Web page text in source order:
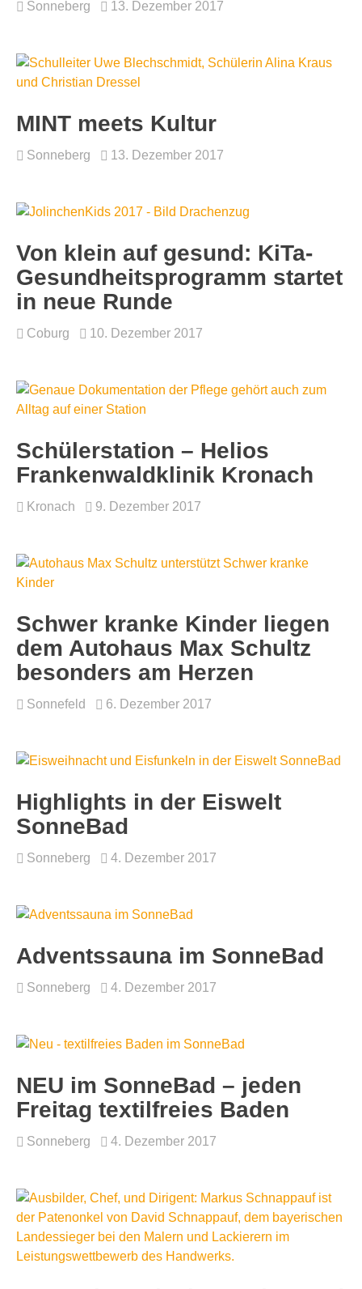
Sonneberg 13. Dezember 2017
MINT meets Kultur
Sonneberg 13. Dezember 2017
Von klein auf gesund: KiTa-
Gesundheitsprogramm startet
in neue Runde
Coburg 10. Dezember 2017
Schülerstation – Helios
Frankenwaldklinik Kronach
Kronach 9. Dezember 2017
Schwer kranke Kinder liegen
dem Autohaus Max Schultz
besonders am Herzen
Sonnefeld 6. Dezember 2017
Highlights in der Eiswelt
SonneBad
Sonneberg 4. Dezember 2017
Adventssauna im SonneBad
Sonneberg 4. Dezember 2017
NEU im SonneBad – jeden
Freitag textilfreies Baden
Sonneberg 4. Dezember 2017